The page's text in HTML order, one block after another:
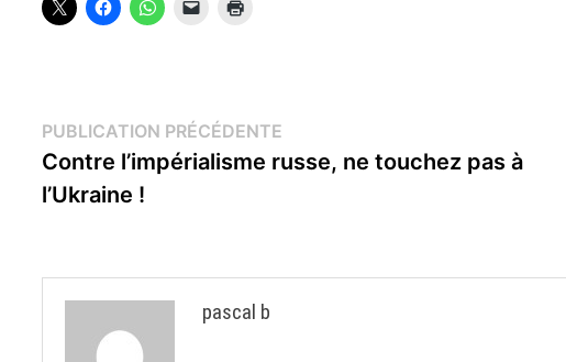
Navigation
de
PUBLICATION PRÉCÉDENTE
précédente :
Contre l’impérialisme russe, ne touchez pas à
l’Ukraine !
pascal b